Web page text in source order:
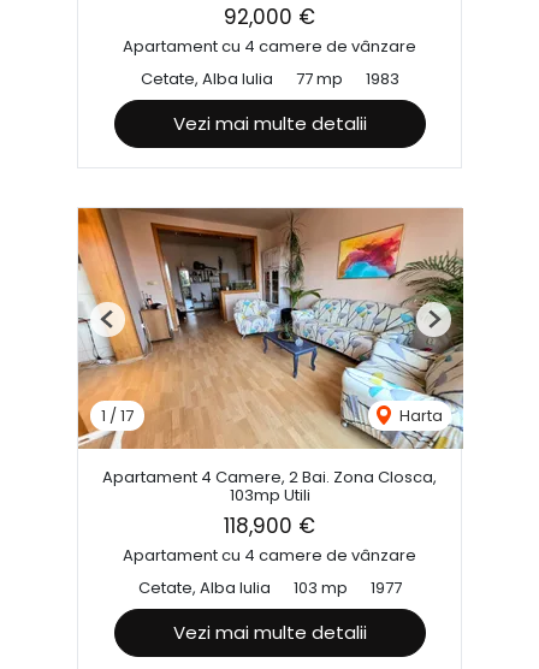
92,000 €
Apartament cu 4 camere de vânzare
Cetate, Alba Iulia
77 mp 1983
Vezi mai multe detalii
1 /17 Harta
Previous Next
Apartament 4 Camere, 2 Bai. Zona Closca,
103mp Utili
118,900 €
Apartament cu 4 camere de vânzare
Cetate, Alba Iulia
103 mp 1977
Vezi mai multe detalii